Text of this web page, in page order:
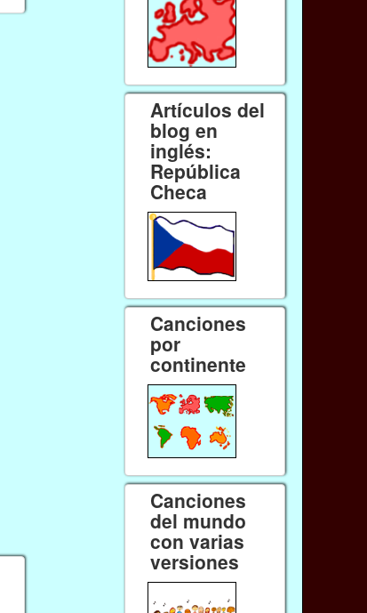
Artículos del
blog en
inglés:
República
Checa
Canciones
por
continente
Canciones
del mundo
con varias
versiones